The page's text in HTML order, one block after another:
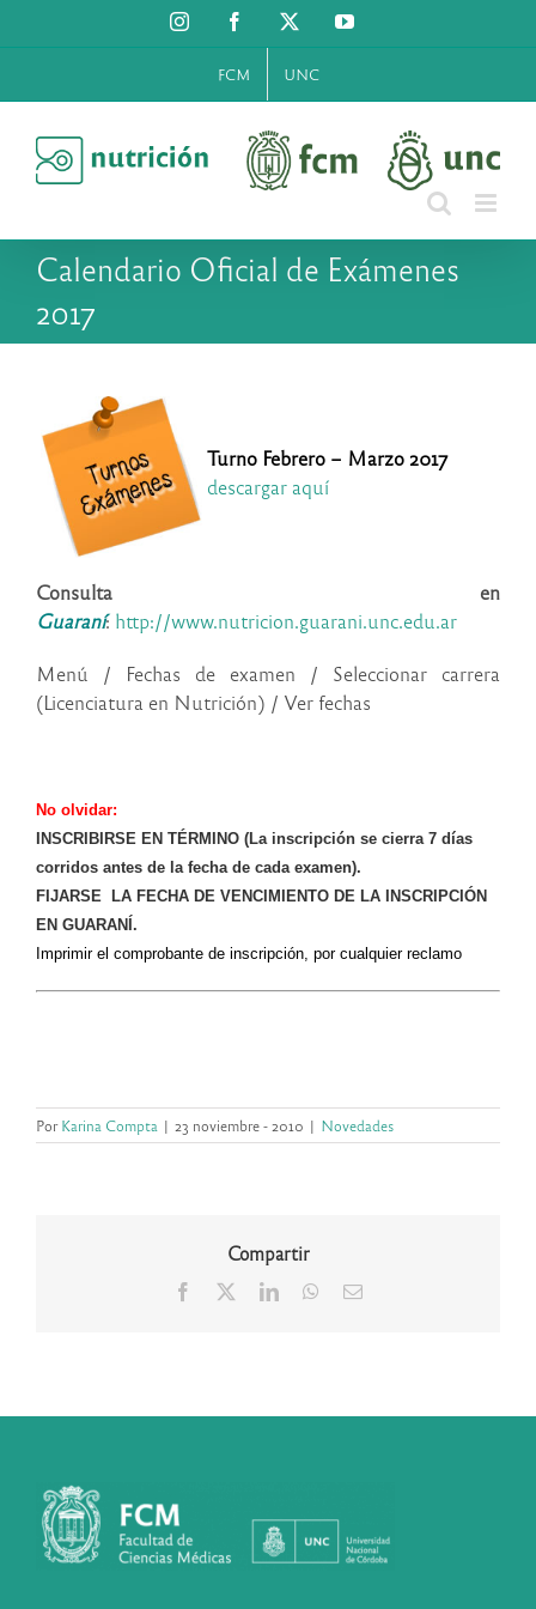
al
InstagramFacebook YouTube
FCM UNC
Calendario Oficial de Exámenes
2017
Turno Febrero – Marzo 2017
descargar aquí
Consulta en
Guaraní: http://www.nutricion.guarani.unc.edu.ar
Menú / Fechas de examen / Seleccionar carrera
(Licenciatura en Nutrición) / Ver fechas
No olvidar:
INSCRIBIRSE EN TÉRMINO (La inscripción se cierra 7 días
corridos antes de la fecha de cada examen).
FIJARSE LA FECHA DE VENCIMIENTO DE LA INSCRIPCIÓN
EN GUARANÍ.
Imprimir el comprobante de inscripción, por cualquier reclamo
PorKarina Compta | 23 noviembre - 2010 | Novedades
Compartir
Facebook LinkedInWhatsApp
Correo